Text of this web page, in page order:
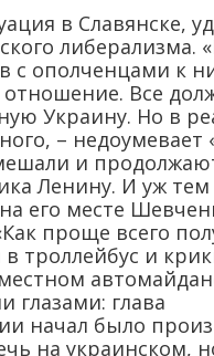
в Славянске,
либерализма.
с ополченцами к
отношение. Все
Украину. Но в
– недоумевает
и
Ленину. И уж тем
его месте
проще всего
троллейбус и
глазами: глава
начал было
на украинском,